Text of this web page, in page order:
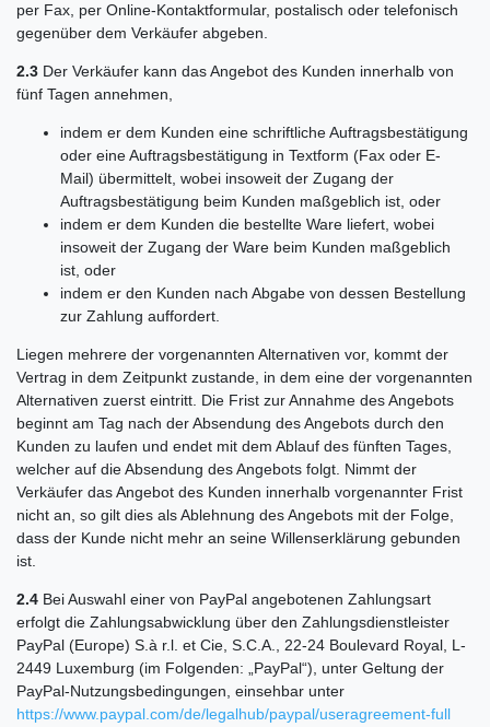
per Fax, per Online-Kontaktformular, postalisch oder telefonisch
gegenüber dem Verkäufer abgeben.
2.3 Der Verkäufer kann das Angebot des Kunden innerhalb von
fünf Tagen annehmen,
indem er dem Kunden eine schriftliche Auftragsbestätigung
oder eine Auftragsbestätigung in Textform (Fax oder E-
Mail) übermittelt, wobei insoweit der Zugang der
Auftragsbestätigung beim Kunden maßgeblich ist, oder
indem er dem Kunden die bestellte Ware liefert, wobei
insoweit der Zugang der Ware beim Kunden maßgeblich
ist, oder
indem er den Kunden nach Abgabe von dessen Bestellung
zur Zahlung auffordert.
Liegen mehrere der vorgenannten Alternativen vor, kommt der
Vertrag in dem Zeitpunkt zustande, in dem eine der vorgenannten
Alternativen zuerst eintritt. Die Frist zur Annahme des Angebots
beginnt am Tag nach der Absendung des Angebots durch den
Kunden zu laufen und endet mit dem Ablauf des fünften Tages,
welcher auf die Absendung des Angebots folgt. Nimmt der
Verkäufer das Angebot des Kunden innerhalb vorgenannter Frist
nicht an, so gilt dies als Ablehnung des Angebots mit der Folge,
dass der Kunde nicht mehr an seine Willenserklärung gebunden
ist.
2.4 Bei Auswahl einer von PayPal angebotenen Zahlungsart
erfolgt die Zahlungsabwicklung über den Zahlungsdienstleister
PayPal (Europe) S.à r.l. et Cie, S.C.A., 22-24 Boulevard Royal, L-
2449 Luxemburg (im Folgenden: „PayPal“), unter Geltung der
PayPal-Nutzungsbedingungen, einsehbar unter
https://www.paypal.com/de/legalhub/paypal/useragreement-full